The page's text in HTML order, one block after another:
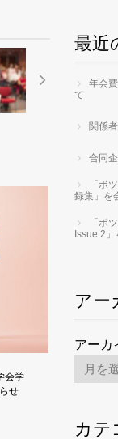
会学
せ
最近
年会
て
関係
合同
「ボ
録集」を
「ボ
Issue 2
アー
アーカ
カテ